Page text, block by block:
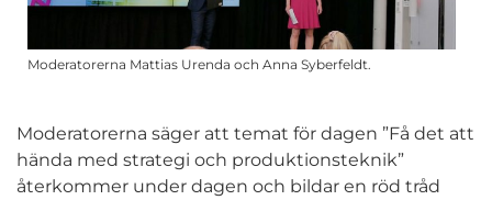
Moderatorerna Mattias Urenda och Anna Syberfeldt.
Moderatorerna säger att temat för dagen ”Få det att
hända med strategi och produktionsteknik”
återkommer under dagen och bildar en röd tråd